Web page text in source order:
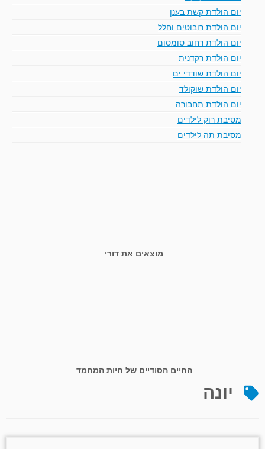
יום הולדת קשת בענן
יום הולדת רובוטים וחלל
יום הולדת רחוב סומסום
יום הולדת רקדנית
יום הולדת שודדי ים
יום הולדת שוקולד
יום הולדת תחבורה
מסיבת רוק לילדים
מסיבת תה לילדים
מוצאים את דורי
החיים הסודיים של חיות המחמד
יונה